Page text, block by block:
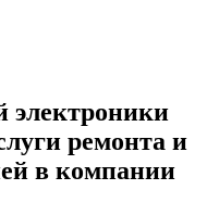
ремонта и
в компании